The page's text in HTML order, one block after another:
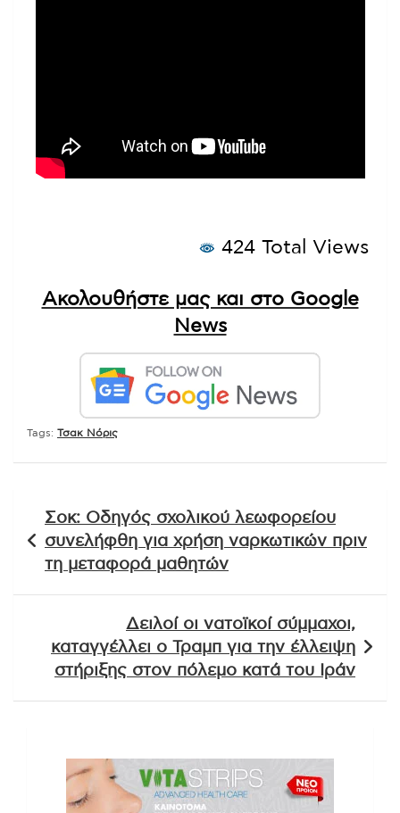
424 Total Views
Ακολουθήστε μας και στο Google
News
Tags: Τσακ Νόρις
άρθρων
Σοκ: Οδηγός σχολικού λεωφορείου
συνελήφθη για χρήση ναρκωτικών πριν
τη μεταφορά μαθητών
Δειλοί οι νατοϊκοί σύμμαχοι,
καταγγέλλει ο Τραμπ για την έλλειψη
στήριξης στον πόλεμο κατά του Ιράν